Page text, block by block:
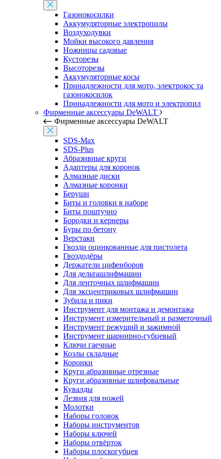
Газонокосилки
Аккумуляторные электропилы
Воздуходувки
Мойки высокого давления
Ножницы садовые
Кусторезы
Высоторезы
Аккумуляторные косы
Принадлежности для мото, электрокос та
газонокосилок
Принадлежности для мото и электропил
Фирменные аксессуары DeWALT
Фирменные аксессуары DeWALT
SDS-Max
SDS-Plus
Абразивные круги
Адаптеры для коронок
Алмазные диски
Алмазные коронки
Беруши
Биты и головки в наборе
Биты поштучно
Бородки и кернеры
Буры по бетону
Верстаки
Гвозди оцинкованные для пистолета
Гвоздодёры
Держатели цифенборов
Для дельташлифмашин
Для ленточных шлифмашин
Для эксцентриковых шлифмашин
Зубила и пики
Инструмент для монтажа и демонтажа
Инструмент измерительный и разметочный
Инструмент режущий и зажимной
Инструмент шарнирно-губцевый
Ключи гаечные
Козлы складные
Коронки
Круги абразивные отрезные
Круги абразивные шлифовальные
Кувалды
Лезвия для ножей
Молотки
Наборы головок
Наборы инструментов
Наборы ключей
Наборы отвёрток
Наборы плоскогубцев